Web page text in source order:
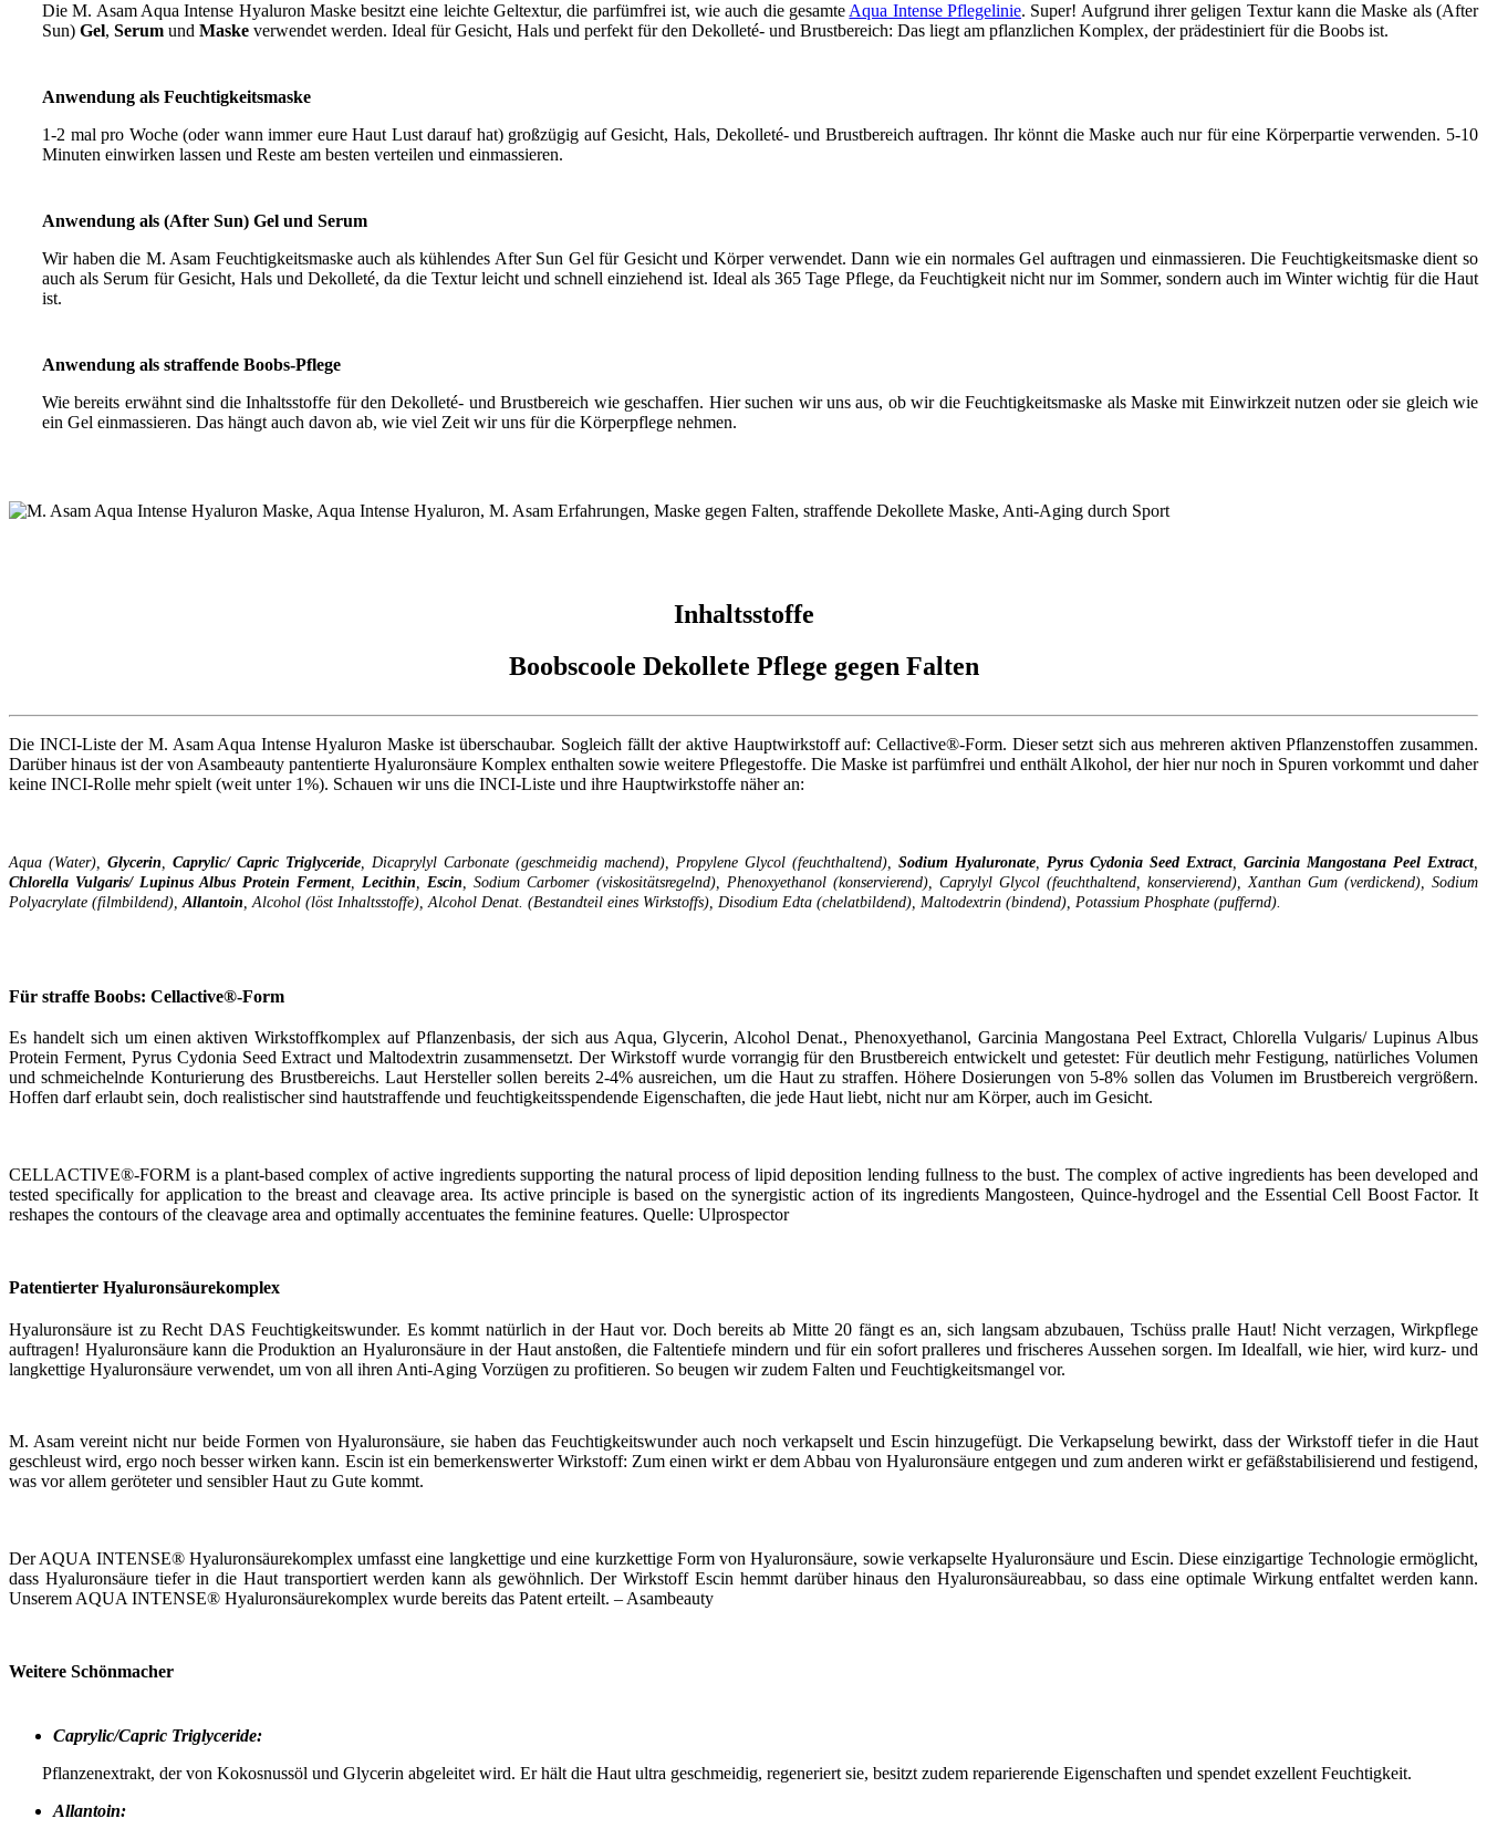
Die M. Asam Aqua Intense Hyaluron Maske besitzt eine leichte Geltextur, die parfümfrei ist, wie auch die gesamte Aqua Intense Pflegelinie. Super! Aufgrund ihrer geligen Textur kann die Maske als (After
Sun) Gel, Serum und Maske verwendet werden. Ideal für Gesicht, Hals und perfekt für den Dekolleté- und Brustbereich: Das liegt am pflanzlichen Komplex, der prädestiniert für die Boobs ist.
Anwendung als Feuchtigkeitsmaske
1-2 mal pro Woche (oder wann immer eure Haut Lust darauf hat) großzügig auf Gesicht, Hals, Dekolleté- und Brustbereich auftragen. Ihr könnt die Maske auch nur für eine Körperpartie verwenden. 5-10
Minuten einwirken lassen und Reste am besten verteilen und einmassieren.
Anwendung als (After Sun) Gel und Serum
Wir haben die M. Asam Feuchtigkeitsmaske auch als kühlendes After Sun Gel für Gesicht und Körper verwendet. Dann wie ein normales Gel auftragen und einmassieren. Die Feuchtigkeitsmaske dient so
auch als Serum für Gesicht, Hals und Dekolleté, da die Textur leicht und schnell einziehend ist. Ideal als 365 Tage Pflege, da Feuchtigkeit nicht nur im Sommer, sondern auch im Winter wichtig für die Haut
ist.
Anwendung als straffende Boobs-Pflege
Wie bereits erwähnt sind die Inhaltsstoffe für den Dekolleté- und Brustbereich wie geschaffen. Hier suchen wir uns aus, ob wir die Feuchtigkeitsmaske als Maske mit Einwirkzeit nutzen oder sie gleich wie
ein Gel einmassieren. Das hängt auch davon ab, wie viel Zeit wir uns für die Körperpflege nehmen.
Inhaltsstoffe
Boobscoole Dekollete Pflege gegen Falten
Die INCI-Liste der M. Asam Aqua Intense Hyaluron Maske ist überschaubar. Sogleich fällt der aktive Hauptwirkstoff auf: Cellactive®-Form. Dieser setzt sich aus mehreren aktiven Pflanzenstoffen zusammen.
Darüber hinaus ist der von Asambeauty pantentierte Hyaluronsäure Komplex enthalten sowie weitere Pflegestoffe. Die Maske ist parfümfrei und enthält Alkohol, der hier nur noch in Spuren vorkommt und daher
keine INCI-Rolle mehr spielt (weit unter 1%). Schauen wir uns die INCI-Liste und ihre Hauptwirkstoffe näher an:
Aqua (Water), Glycerin Caprylic/ Capric Triglyceride , Dicaprylyl Carbonate (geschmeidig machend), Propylene Glycol (feuchthaltend), Sodium Hyaluronate Pyrus Cydonia Seed Extract, Garcinia Mangostana Peel Extract,
Chlorella Vulgaris/ Lupinus Albus Protein Ferment, Lecithin Escin , Sodium Carbomer (viskositätsregelnd), Phenoxyethanol (konservierend), Caprylyl Glycol (feuchthaltend, konservierend), Xanthan Gum (verdickend), Sodium
Polyacrylate (filmbildend), Allantoin , Alcohol (löst Inhaltsstoffe), Alcohol Denat. (Bestandteil eines Wirkstoffs), Disodium Edta (chelatbildend), Maltodextrin (bindend), Potassium Phosphate (puffernd).
Für straffe Boobs: Cellactive®-Form
Es handelt sich um einen aktiven Wirkstoffkomplex auf Pflanzenbasis, der sich aus Aqua, Glycerin, Alcohol Denat., Phenoxyethanol, Garcinia Mangostana Peel Extract, Chlorella Vulgaris/ Lupinus Albus
Protein Ferment, Pyrus Cydonia Seed Extract und Maltodextrin zusammensetzt. Der Wirkstoff wurde vorrangig für den Brustbereich entwickelt und getestet: Für deutlich mehr Festigung, natürliches Volumen
und schmeichelnde Konturierung des Brustbereichs. Laut Hersteller sollen bereits 2-4% ausreichen, um die Haut zu straffen. Höhere Dosierungen von 5-8% sollen das Volumen im Brustbereich vergrößern.
Hoffen darf erlaubt sein, doch realistischer sind hautstraffende und feuchtigkeitsspendende Eigenschaften, die jede Haut liebt, nicht nur am Körper, auch im Gesicht.
CELLACTIVE®-FORM is a plant-based complex of active ingredients supporting the natural process of lipid deposition lending fullness to the bust. The complex of active ingredients has been developed and
tested specifically for application to the breast and cleavage area. Its active principle is based on the synergistic action of its ingredients Mangosteen, Quince-hydrogel and the Essential Cell Boost Factor. It
reshapes the contours of the cleavage area and optimally accentuates the feminine features. Quelle: Ulprospector
Patentierter Hyaluronsäurekomplex
Hyaluronsäure ist zu Recht DAS Feuchtigkeitswunder. Es kommt natürlich in der Haut vor. Doch bereits ab Mitte 20 fängt es an, sich langsam abzubauen, Tschüss pralle Haut! Nicht verzagen, Wirkpflege
auftragen! Hyaluronsäure kann die Produktion an Hyaluronsäure in der Haut anstoßen, die Faltentiefe mindern und für ein sofort pralleres und frischeres Aussehen sorgen. Im Idealfall, wie hier, wird kurz- und
langkettige Hyaluronsäure verwendet, um von all ihren Anti-Aging Vorzügen zu profitieren. So beugen wir zudem Falten und Feuchtigkeitsmangel vor.
M. Asam vereint nicht nur beide Formen von Hyaluronsäure, sie haben das Feuchtigkeitswunder auch noch verkapselt und Escin hinzugefügt. Die Verkapselung bewirkt, dass der Wirkstoff tiefer in die Haut
geschleust wird, ergo noch besser wirken kann. Escin ist ein bemerkenswerter Wirkstoff: Zum einen wirkt er dem Abbau von Hyaluronsäure entgegen und zum anderen wirkt er gefäßstabilisierend und festigend,
was vor allem geröteter und sensibler Haut zu Gute kommt.
Der AQUA INTENSE® Hyaluronsäurekomplex umfasst eine langkettige und eine kurzkettige Form von Hyaluronsäure, sowie verkapselte Hyaluronsäure und Escin. Diese einzigartige Technologie ermöglicht,
dass Hyaluronsäure tiefer in die Haut transportiert werden kann als gewöhnlich. Der Wirkstoff Escin hemmt darüber hinaus den Hyaluronsäureabbau, so dass eine optimale Wirkung entfaltet werden kann.
Unserem AQUA INTENSE® Hyaluronsäurekomplex wurde bereits das Patent erteilt. – Asambeauty
Weitere Schönmacher
Caprylic/Capric Triglyceride:
Pflanzenextrakt, der von Kokosnussöl und Glycerin abgeleitet wird. Er hält die Haut ultra geschmeidig, regeneriert sie, besitzt zudem reparierende Eigenschaften und spendet exzellent Feuchtigkeit.
Allantoin: